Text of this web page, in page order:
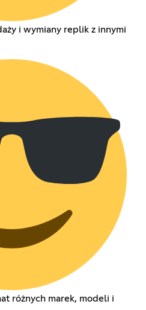
i wymiany replik z innymi
różnych marek, modeli i